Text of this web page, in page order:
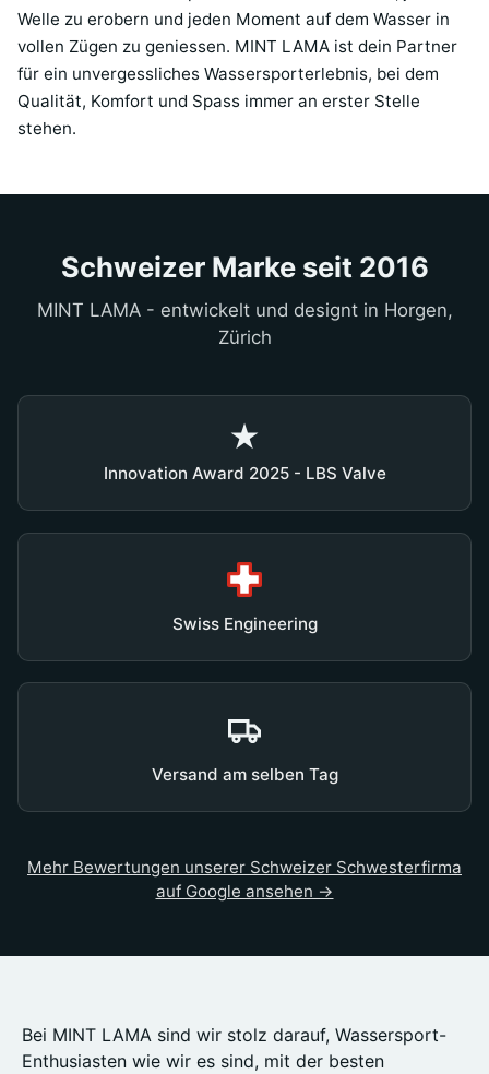
Welle zu erobern und jeden Moment auf dem Wasser in
vollen Zügen zu geniessen. MINT LAMA ist dein Partner
für ein unvergessliches Wassersporterlebnis, bei dem
Qualität, Komfort und Spass immer an erster Stelle
stehen.
Schweizer Marke seit 2016
MINT LAMA - entwickelt und designt in Horgen,
Zürich
★
Innovation Award 2025 - LBS Valve
Swiss Engineering
Versand am selben Tag
Mehr Bewertungen unserer Schweizer Schwesterfirma
auf Google ansehen →
Bei MINT LAMA sind wir stolz darauf, Wassersport-
Enthusiasten wie wir es sind, mit der besten